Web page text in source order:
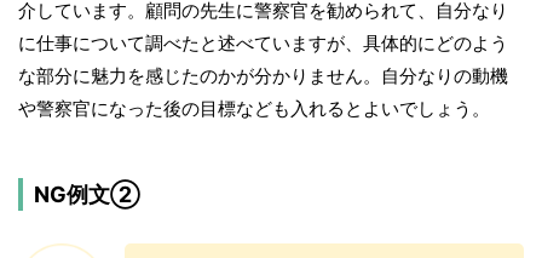
介しています。顧問の先生に警察官を勧められて、自分なり
に仕事について調べたと述べていますが、具体的にどのよう
な部分に魅力を感じたのかが分かりません。自分なりの動機
や警察官になった後の目標なども入れるとよいでしょう。
NG例文②